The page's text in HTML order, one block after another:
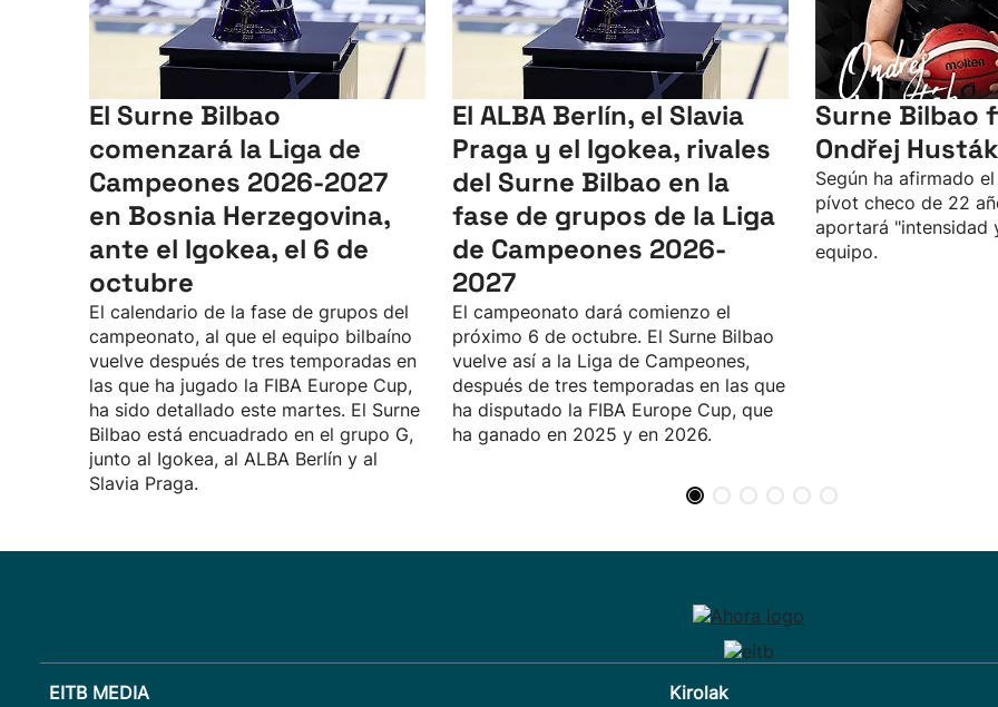
El Surne Bilbao
comenzará la Liga de
Campeones 2026-2027
en Bosnia Herzegovina,
ante el Igokea, el 6 de
octubre
El calendario de la fase de grupos del
campeonato, al que el equipo bilbaíno
vuelve después de tres temporadas en
las que ha jugado la FIBA Europe Cup,
ha sido detallado este martes. El Surne
Bilbao está encuadrado en el grupo G,
junto al Igokea, al ALBA Berlín y al
Slavia Praga.
El ALBA Berlín, el Slavia
Praga y el Igokea, rivales
del Surne Bilbao en la
fase de grupos de la Liga
de Campeones 2026-
2027
El campeonato dará comienzo el
próximo 6 de octubre. El Surne Bilbao
vuelve así a la Liga de Campeones,
después de tres temporadas en las que
ha disputado la FIBA Europe Cup, que
ha ganado en 2025 y en 2026.
Surne Bilbao
Ondřej
Según ha afirmado
pívot checo de 22
aportará "intensidad
equipo.
EITB MEDIA Kirolak